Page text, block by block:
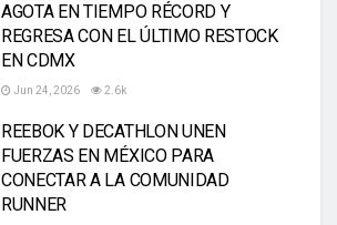
AGOTA EN TIEMPO RÉCORD Y
REGRESA CON EL ÚLTIMO RESTOCK
EN CDMX
Jun 24, 2026 2.6k
REEBOK Y DECATHLON UNEN
FUERZAS EN MÉXICO PARA
CONECTAR A LA COMUNIDAD
RUNNER